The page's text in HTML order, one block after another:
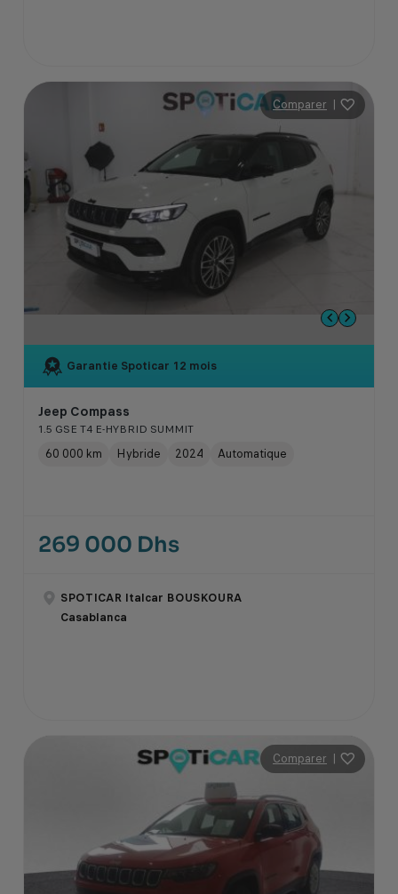
Comparer |
Garantie Spoticar 12 mois
Jeep Compass
1.5 GSE T4 E-HYBRID SUMMIT
60 000 km Hybride 2024 Automatique
269 000 Dhs
SPOTICAR Italcar BOUSKOURA
Casablanca
Comparer |